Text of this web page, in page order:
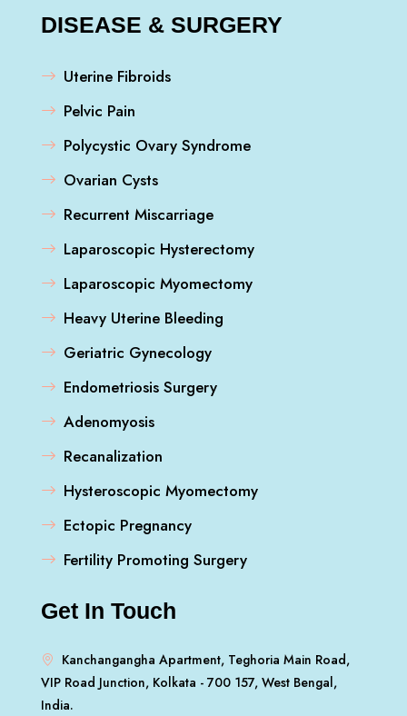
DISEASE & SURGERY
Uterine Fibroids
Pelvic Pain
Polycystic Ovary Syndrome
Ovarian Cysts
Recurrent Miscarriage
Laparoscopic Hysterectomy
Laparoscopic Myomectomy
Heavy Uterine Bleeding
Geriatric Gynecology
Endometriosis Surgery
Adenomyosis
Recanalization
Hysteroscopic Myomectomy
Ectopic Pregnancy
Fertility Promoting Surgery
Get In Touch
Kanchangangha Apartment, Teghoria Main Road,
VIP Road Junction, Kolkata - 700 157, West Bengal,
India.